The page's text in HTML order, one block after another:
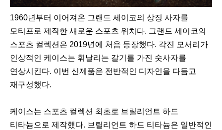
1960년부터 이어져온 그랜드 세이코의 상징 사자를
모티프로 제작한 새로운 스포츠 워치다. 그랜드 세이코의
스포츠 컬렉션은 2019년에 처음 등장했다. 각진 모서리가
인상적인 케이스는 휘날리는 갈기를 가진 숫사자를
연상시킨다. 이번 신제품은 전반적인 디자인을 다듬고
재구성했다.
케이스는 스포츠 컬렉션 최초로 브릴리언트 하드
티타늄으로 제작했다. 브릴리언트 하드 티타늄은 일반적인